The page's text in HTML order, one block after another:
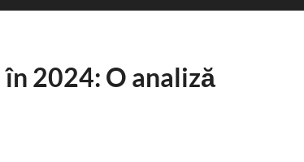
2024: O analiză